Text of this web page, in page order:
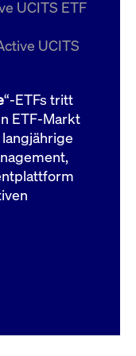
UCITS ETF
UCITS
“-ETFs tritt
ETF-Markt
bis